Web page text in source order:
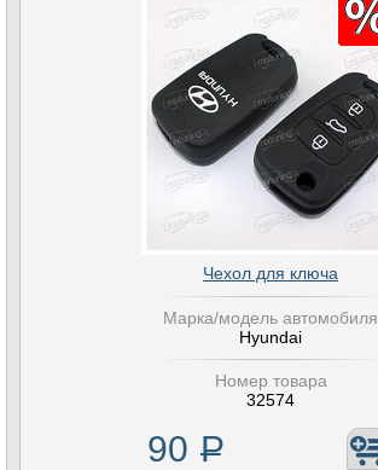
Чехол для ключа
Марка/модель автомобиля
Hyundai
Номер товара
32574
90 Р